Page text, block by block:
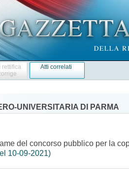
rettifica
Atti correlati
UNIVERSITARIA DI PARMA
del concorso pubblico per la
10-09-2021)